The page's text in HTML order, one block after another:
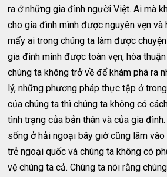
ra ở những gia đình người Việt. Ai mà
cho gia đình mình được nguyên vẹn và
mấy ai trong chúng ta làm được
gia đình mình được toàn vẹn, hòa
chúng ta không trở về để khám phá ra
lý, những phương pháp thực tập ở
của chúng ta thì chúng ta không có
tình trạng của bản thân và của gia
sống ở hải ngoại bây giờ cũng lâm
trẻ ngoại quốc và chúng ta không có
vệ chúng ta cả. Chúng ta nói rằng